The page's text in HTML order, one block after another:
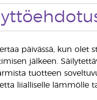
päivässä, kun olet
jälkeen.
tuotteen
liialliselle lämmölle